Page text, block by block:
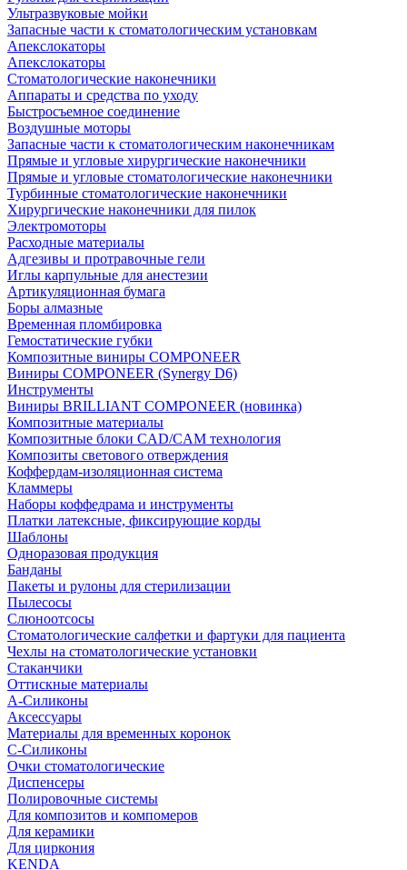
Ультразвуковые мойки
Запасные части к стоматологическим установкам
Апекслокаторы
Апекслокаторы
Стоматологические наконечники
Аппараты и средства по уходу
Быстросъемное соединение
Воздушные моторы
Запасные части к стоматологическим наконечникам
Прямые и угловые хирургические наконечники
Прямые и угловые стоматологические наконечники
Турбинные стоматологические наконечники
Хирургические наконечники для пилок
Электромоторы
Расходные материалы
Адгезивы и протравочные гели
Иглы карпульные для анестезии
Артикуляционная бумага
Боры алмазные
Временная пломбировка
Гемостатические губки
Композитные виниры COMPONEER
Виниры COMPONEER (Synergy D6)
Инструменты
Виниры BRILLIANT COMPONEER (новинка)
Композитные материалы
Композитные блоки CAD/СAM технология
Композиты светового отверждения
Коффердам-изоляционная система
Кламмеры
Наборы коффедрама и инструменты
Платки латексные, фиксирующие корды
Шаблоны
Одноразовая продукция
Банданы
Пакеты и рулоны для стерилизации
Пылесосы
Слюноотсосы
Стоматологические салфетки и фартуки для пациента
Чехлы на стоматологические установки
Стаканчики
Оттискные материалы
А-Силиконы
Аксессуары
Материалы для временных коронок
С-Силиконы
Очки стоматологические
Диспенсеры
Полировочные системы
Для композитов и компомеров
Для керамики
Для циркония
KENDA